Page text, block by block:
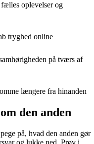
fælles oplevelser og
tryghed online
på tværs af
længere fra hinanden
den anden
på, hvad den anden gør